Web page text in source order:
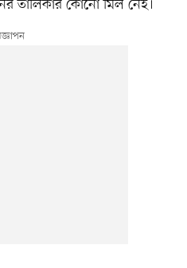
তালিকার কোনো মিল নেই।